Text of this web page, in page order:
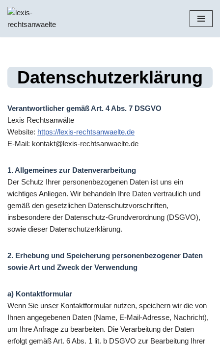
Zum
Inhalt
Datenschutzerklärung
Verantwortlicher gemäß Art. 4 Abs. 7 DSGVO
Lexis Rechtsanwälte
Website: https://lexis-rechtsanwaelte.de
E-Mail: kontakt@lexis-rechtsanwaelte.de
1. Allgemeines zur Datenverarbeitung
Der Schutz Ihrer personenbezogenen Daten ist uns ein
wichtiges Anliegen. Wir behandeln Ihre Daten vertraulich und
gemäß den gesetzlichen Datenschutzvorschriften,
insbesondere der Datenschutz-Grundverordnung (DSGVO),
sowie dieser Datenschutzerklärung.
2. Erhebung und Speicherung personenbezogener Daten
sowie Art und Zweck der Verwendung
a) Kontaktformular
Wenn Sie unser Kontaktformular nutzen, speichern wir die von
Ihnen angegebenen Daten (Name, E-Mail-Adresse, Nachricht),
um Ihre Anfrage zu bearbeiten. Die Verarbeitung der Daten
erfolgt gemäß Art. 6 Abs. 1 lit. b DSGVO zur Bearbeitung Ihrer